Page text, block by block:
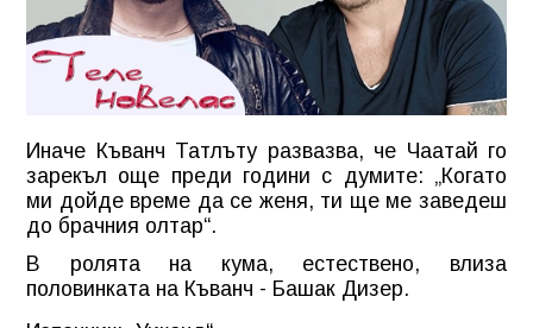
Иначе Къванч Татлъту развазва, че Чаатай го
зарекъл още преди години с думите: „Когато
ми дойде време да се женя, ти ще ме заведеш
до брачния олтар“.
В ролята на кума, естествено, влиза
половинката на Къванч - Башак Дизер.